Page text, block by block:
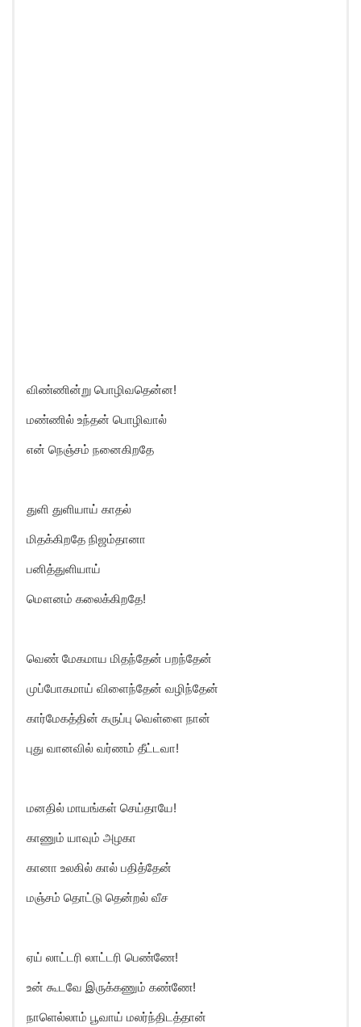
விண்ணின்று பொழிவதென்ன!
மண்ணில் உந்தன் பொழிவால்
என் நெஞ்சம் நனைகிறதே
துளி துளியாய் காதல்
மிதக்கிறதே நிஜம்தானா
பனித்துளியாய்
மௌனம் கலைக்கிறதே!
வெண் மேகமாய மிதந்தேன் பறந்தேன்
முப்போகமாய் விளைந்தேன் வழிந்தேன்
கார்மேகத்தின் கருப்பு வெள்ளை நான்
புது வானவில் வர்ணம் தீட்டவா!
மனதில் மாயங்கள் செய்தாயே!
காணும் யாவும் அழகா
கானா உலகில் கால் பதித்தேன்
மஞ்சம் தொட்டு தென்றல் வீச
ஏய் லாட்டரி லாட்டரி பெண்ணே!
உன் கூடவே இருக்கணும் கண்ணே!
நாளெல்லாம் பூவாய் மலர்ந்திடத்தான்